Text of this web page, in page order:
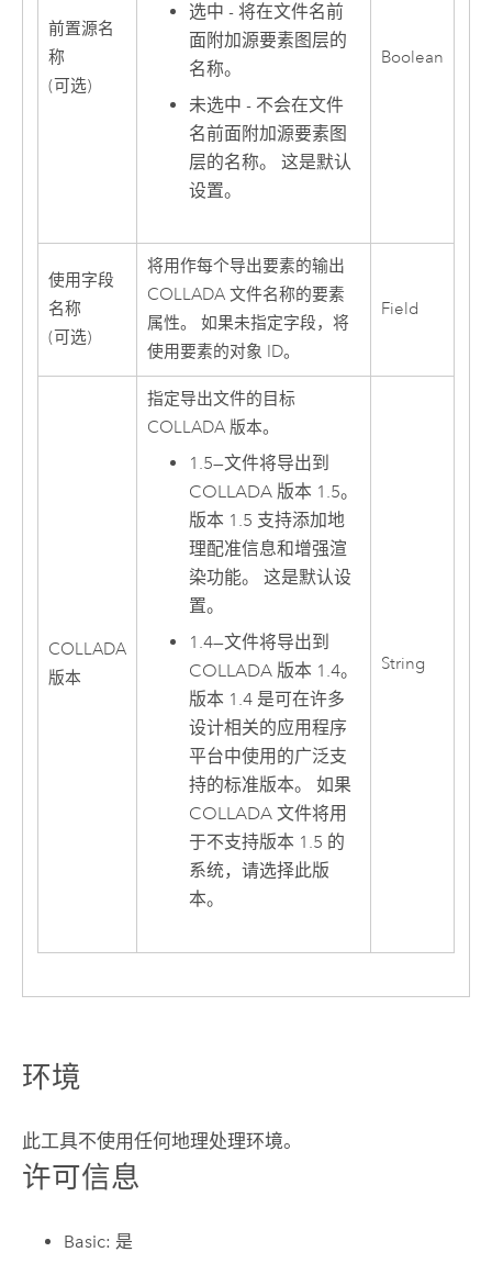
前置源名
称
(可选)
选中 - 将在文件名前
面附加源要素图层的
名称。
未选中 - 不会在文件
名前面附加源要素图
层的名称。 这是默认
设置。
Boolean
使用字段
名称
(可选)
将用作每个导出要素的输出
COLLADA 文件名称的要素
属性。 如果未指定字段，将
使用要素的对象 ID。
Field
COLLADA
版本
指定导出文件的目标
COLLADA 版本。
1.5—文件将导出到
COLLADA 版本 1.5。
版本 1.5 支持添加地
理配准信息和增强渲
染功能。 这是默认设
置。
1.4—文件将导出到
COLLADA 版本 1.4。
版本 1.4 是可在许多
设计相关的应用程序
平台中使用的广泛支
持的标准版本。 如果
COLLADA 文件将用
于不支持版本 1.5 的
系统，请选择此版
本。
String
环境
此工具不使用任何地理处理环境。
许可信息
Basic: 是